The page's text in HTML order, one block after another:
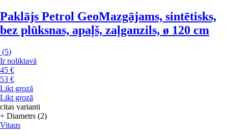
Paklājs Petrol GeoMazgājams, sintētisks,
bez plūksnas, apaļš, zaļganzils, ø 120 cm
(5)
Ir noliktavā
45 €
53 €
Likt grozā
Likt grozā
citas varianti
+ Diametrs (2)
Vitaus